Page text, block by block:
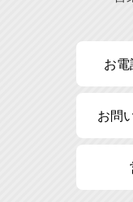
お
お問